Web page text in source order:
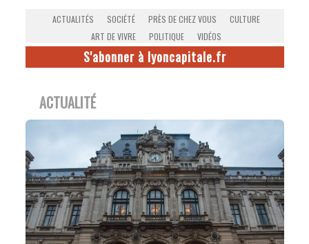
ACTUALITÉS SOCIÉTÉ PRÈS DE CHEZ VOUS
CULTURE
ART DE VIVRE
POLITIQUE VIDÉOS
S'abonner à lyoncapitale.fr
ACTUALITÉ